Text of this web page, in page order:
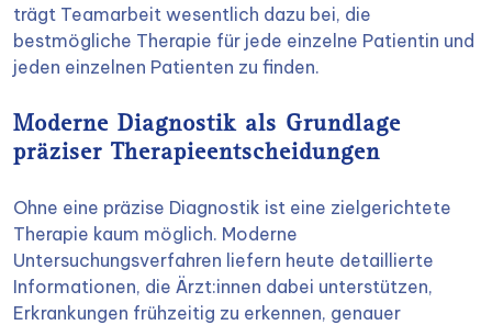
trägt Teamarbeit wesentlich dazu bei, die
bestmögliche Therapie für jede einzelne Patientin und
jeden einzelnen Patienten zu finden.
Moderne Diagnostik als Grundlage
präziser Therapieentscheidungen
Ohne eine präzise Diagnostik ist eine zielgerichtete
Therapie kaum möglich. Moderne
Untersuchungsverfahren liefern heute detaillierte
Informationen, die Ärzt:innen dabei unterstützen,
Erkrankungen frühzeitig zu erkennen, genauer